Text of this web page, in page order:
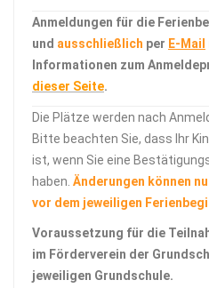
Anmeldungen für die
und ausschließlich per E-Mail
Informationen zum
dieser Seite.
Die Plätze werden nach
Bitte beachten Sie, dass Ihr
ist, wenn Sie eine
haben. Änderungen können
vor dem jeweiligen
Voraussetzung für die
im Förderverein der
jeweiligen Grundschule.